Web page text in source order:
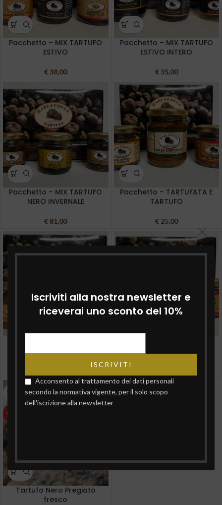
Iscriviti alla nostra newsletter e
riceverai uno sconto del 10%
Acconsento al trattamento dei dati personali
secondo la normativa vigente, per il solo scopo
dell'iscrizione alla newsletter
Pacchetto – MIX TARTUFO
ESTIVO
€ 38,00
Pacchetto – MIX TARTUFO
ESTIVO INTERO
€35,00
Pacchetto – MIX TARTUFO
NERO INVERNALE
€ 81,00
Pacchetto – TARTUFATA E
TARTUFO
€25,00
PIÙ RICHIESTO
Tartufo Nero Pregiato
fresco